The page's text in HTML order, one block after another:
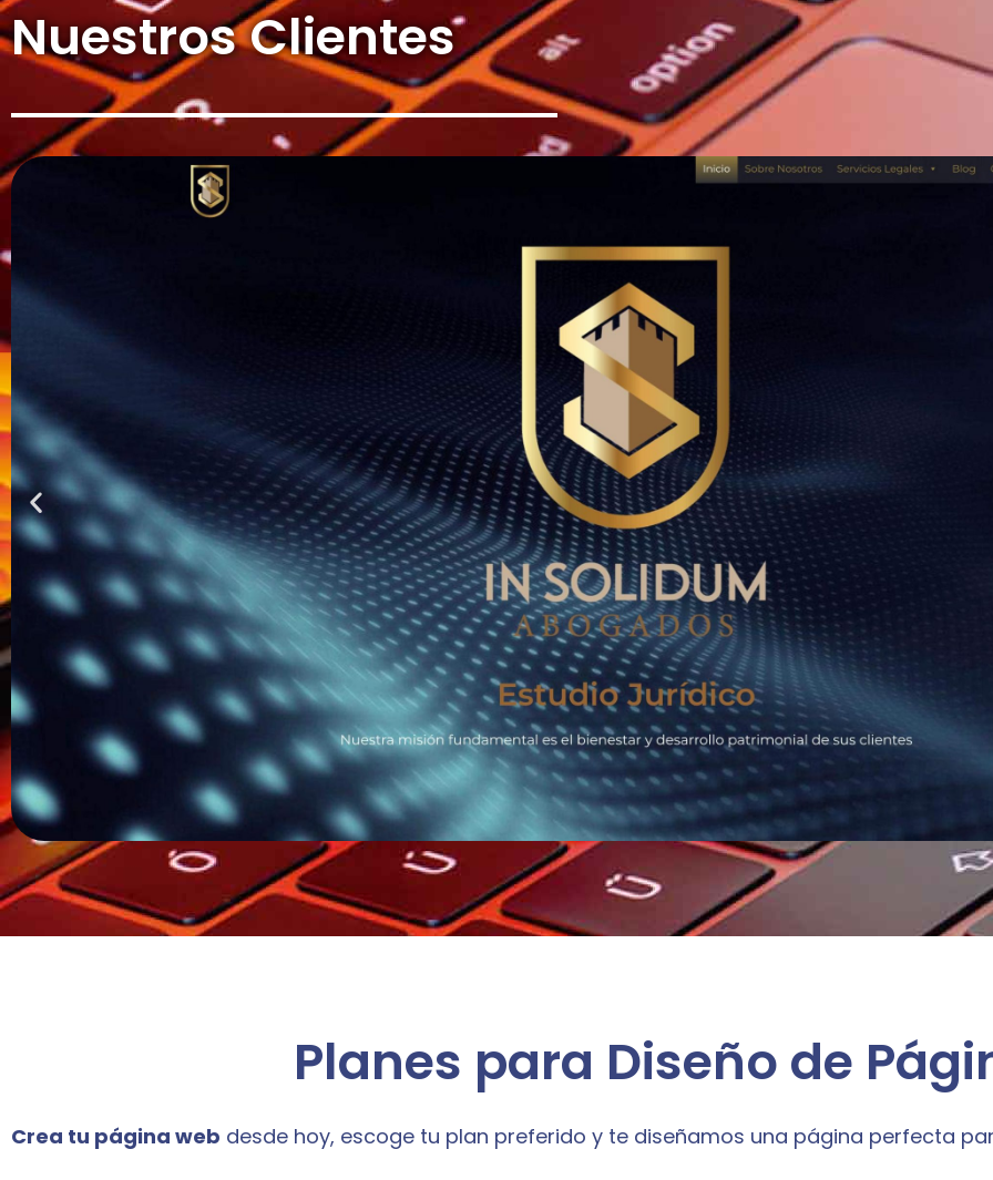
Nuestros Clientes
Planes para Diseño de
Crea tu página web desde hoy, escoge tu plan preferido y te diseñamos una página perfecta